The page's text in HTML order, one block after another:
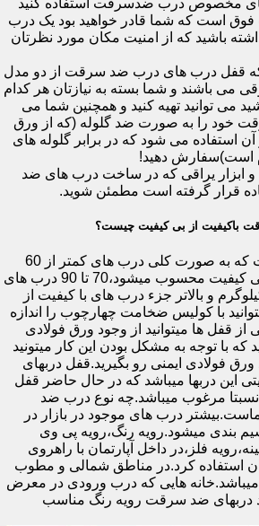
های مخصوص درب ضدسرقت استفاده کنید
فوق است که شما قادر خواهید بود یک درب
باشید که از امنیت مکان مورد نظرتان
که قفل درب های درب ضد سرقت از دو مدل
می باشند و شما بسته به نیازتان هر کدام
می توانید تهیه کنید و همچنین شما می
خود را به صورت ضد گلوله (که از ورق
استفاده می شود که در برابر گلوله های
است)سفارش دهید!
و ابزار یراقی که در ساخت درب های ضد
قرار گرفته است مطمئن شوید.
باکیفیت از بی کیفیت چیست؟
اولین راه وزن درب هست که به صورت کلی درب های کمتر از 60
کیلوگرم جزء درب های بی کیفیت محسوب میشود،70 تا 90 درب های
و درب های 90 کیلوگرم و بالاتر جزء درب های با کیفیت از
با کولیس ضخامت چهارچوب را اندازه
از قفل ها میتوانید از وجود ورق فولادی
که با توجه به مشکل بودن این کار میتونید
فولادی ایمنی رو بگیرید.قفل دربهای
این دربها میباشد که در حال حاضر قفل
مرغوب میباشد.چه نوع درب ضد
درب های موجود در بازار در
4 دسته تقسیم بندی میشود.رویه رنگ،رویه پی وی
فلز،در داخل آپارتمان با راهروی
استفاده کرد.در مناطق شمالی و مطوب
هایی که درب ورودی در معرض
دربهای ضد سرقت رویه رنگ مناسب